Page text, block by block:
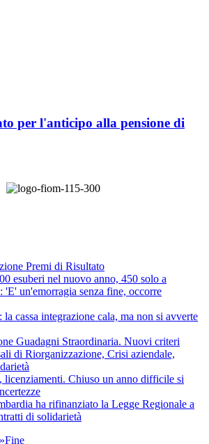
per l'anticipo alla pensione di
Premi di Risultato
esuberi nel nuovo anno, 450 solo a
un'emorragia senza fine, occorre
cassa integrazione cala, ma non si avverte
Guadagni Straordinaria. Nuovi criteri
di Riorganizzazione, Crisi aziendale,
licenziamenti. Chiuso un anno difficile si
ha rifinanziato la Legge Regionale a
di solidarietà
»Fine